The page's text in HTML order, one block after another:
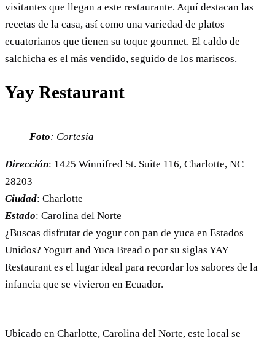
visitantes que llegan a este restaurante. Aquí destacan las
recetas de la casa, así como una variedad de platos
ecuatorianos que tienen su toque gourmet. El caldo de
salchicha es el más vendido, seguido de los mariscos.
Yay Restaurant
Foto: Cortesía
Dirección: 1425 Winnifred St. Suite 116, Charlotte, NC
28203
Ciudad: Charlotte
Estado: Carolina del Norte
¿Buscas disfrutar de yogur con pan de yuca en Estados
Unidos? Yogurt and Yuca Bread o por su siglas YAY
Restaurant es el lugar ideal para recordar los sabores de la
infancia que se vivieron en Ecuador.
Ubicado en Charlotte, Carolina del Norte, este local se